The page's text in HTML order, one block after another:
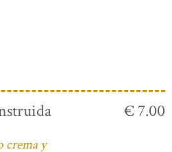
crema y
€ 7.00